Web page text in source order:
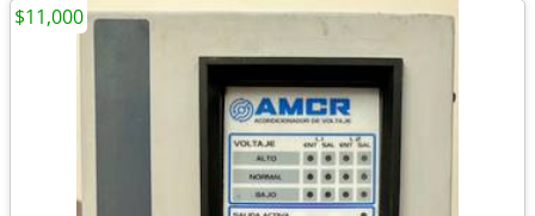
$11,000